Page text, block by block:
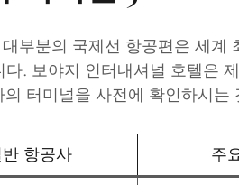
부분의 국제선 항공편은 세계
. 보야지 인터내셔널 호텔은
터미널을 사전에 확인하시는
항공사 주